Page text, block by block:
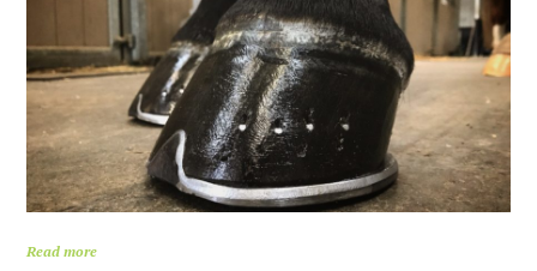
Read more